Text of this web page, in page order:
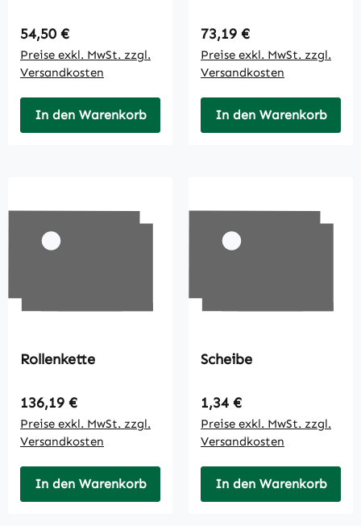
Regulärer Preis:
54,50 €
Preise exkl. MwSt. zzgl.
Versandkosten
In den Warenkorb
Regulärer Preis:
73,19 €
Preise exkl. MwSt. zzgl.
Versandkosten
In den Warenkorb
Rollenkette
Regulärer Preis:
136,19 €
Preise exkl. MwSt. zzgl.
Versandkosten
In den Warenkorb
Scheibe
Regulärer Preis:
1,34 €
Preise exkl. MwSt. zzgl.
Versandkosten
In den Warenkorb